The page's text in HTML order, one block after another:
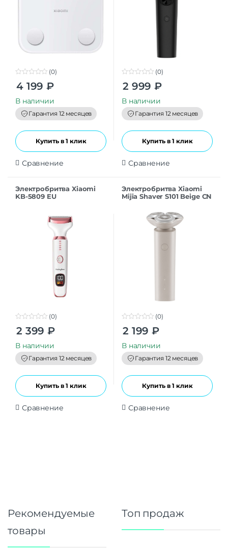
o
t
o
f
5
(0)
4 199 ₽
В наличии
Гарантия 12 месяцев
Купить в 1 клик
Сравнение
o
t
o
f
5
(0)
2 999 ₽
В наличии
Гарантия 12 месяцев
Купить в 1 клик
Сравнение
Электробритва Xiaomi
KB-5809 EU
o
t
o
f
5
(0)
2 399 ₽
В наличии
Гарантия 12 месяцев
Купить в 1 клик
Сравнение
Электробритва Xiaomi
Mijia Shaver S101 Beige CN
o
t
o
f
5
(0)
2 199 ₽
В наличии
Гарантия 12 месяцев
Купить в 1 клик
Сравнение
Рекомендуемые
товары
Топ продаж